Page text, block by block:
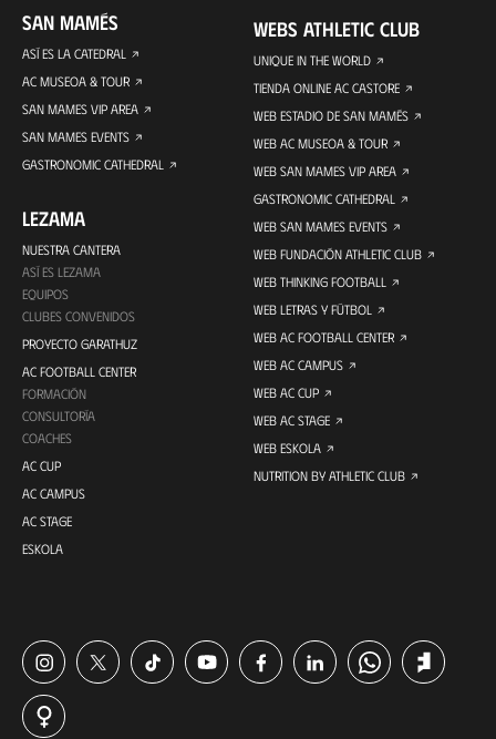
SAN MAMÉS
ASÍ ES LA CATEDRAL
AC MUSEOA & TOUR
SAN MAMES VIP AREA
SAN MAMES EVENTS
GASTRONOMIC CATHEDRAL
LEZAMA
NUESTRA CANTERA
ASÍ ES LEZAMA
EQUIPOS
CLUBES CONVENIDOS
PROYECTO GARATHUZ
AC FOOTBALL CENTER
FORMACIÓN
CONSULTORÍA
COACHES
AC CUP
AC CAMPUS
AC STAGE
ESKOLA
WEBS ATHLETIC CLUB
UNIQUE IN THE WORLD
TIENDA ONLINE AC CASTORE
WEB ESTADIO DE SAN MAMÉS
WEB AC MUSEOA & TOUR
WEB SAN MAMES VIP AREA
GASTRONOMIC CATHEDRAL
WEB SAN MAMES EVENTS
WEB FUNDACIÓN ATHLETIC CLUB
WEB THINKING FOOTBALL
WEB LETRAS Y FÚTBOL
WEB AC FOOTBALL CENTER
WEB AC CAMPUS
WEB AC CUP
WEB AC STAGE
WEB ESKOLA
NUTRITION BY ATHLETIC CLUB